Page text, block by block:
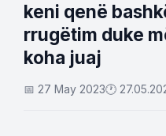
keni qenë
rrugëtim duke
koha juaj
📅 27 May 2023🕐